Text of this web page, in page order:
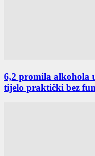
6,2 promila alkohola
tijelo praktički bez